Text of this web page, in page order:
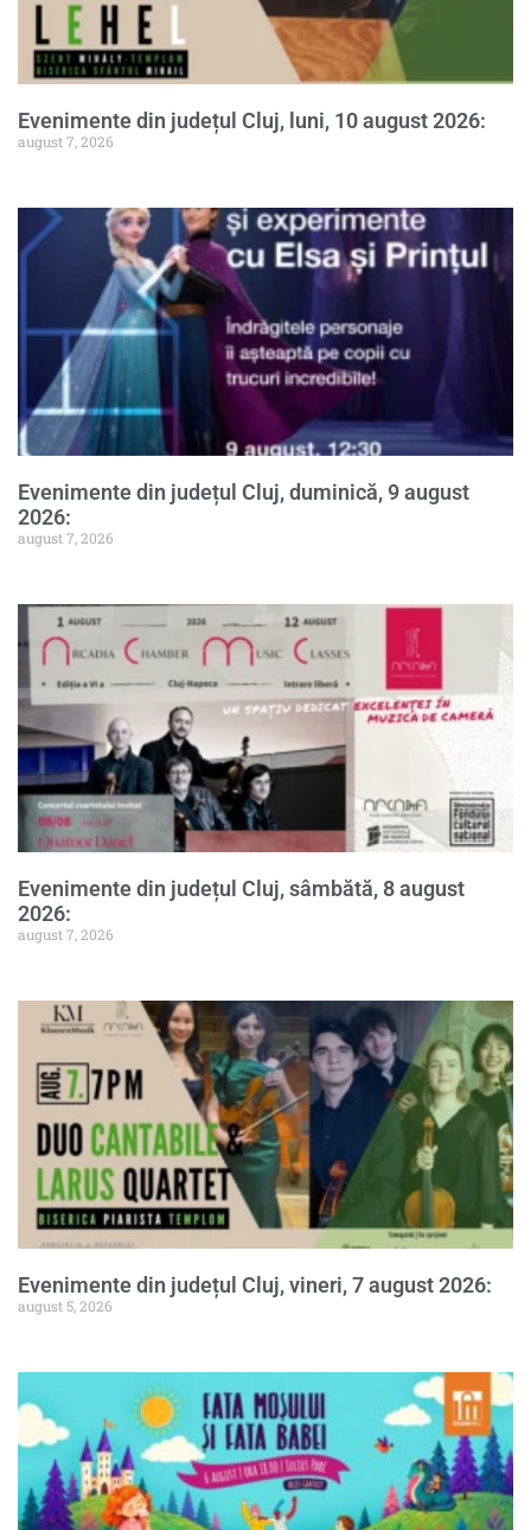
Evenimente din județul Cluj, luni, 10 august 2026:
august 7, 2026
Evenimente din județul Cluj, duminică, 9 august
2026:
august 7, 2026
Evenimente din județul Cluj, sâmbătă, 8 august
2026:
august 7, 2026
Evenimente din județul Cluj, vineri, 7 august 2026:
august 5, 2026